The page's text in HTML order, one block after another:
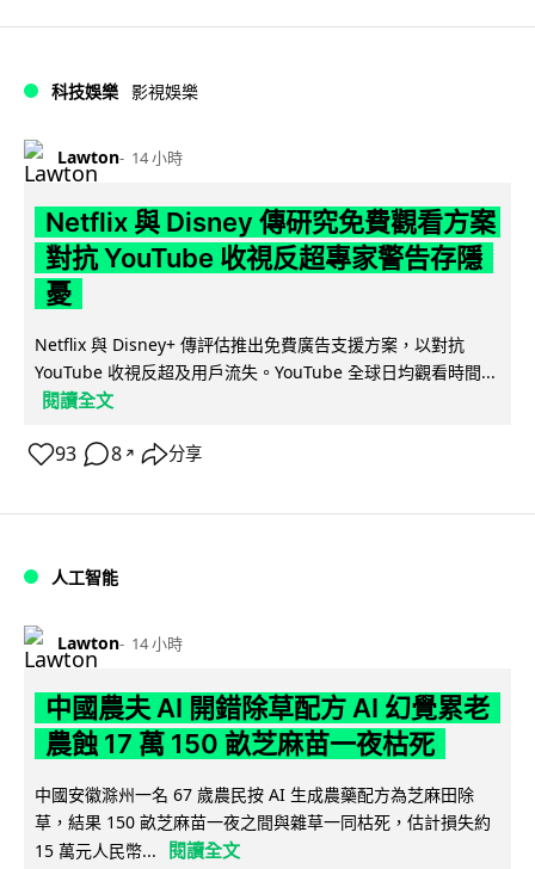
科技娛樂 影視娛樂
Lawton 14 小時
Netflix 與 Disney 傳研究免費觀看方案
對抗 YouTube 收視反超專家警告存隱
憂
Netflix 與 Disney+ 傳評估推出免費廣告支援方案，以對抗
YouTube 收視反超及用戶流失。YouTube 全球日均觀看時間...
閱讀全文
93 8 ↗ 分享
人工智能
Lawton 14 小時
中國農夫 AI 開錯除草配方 AI 幻覺累老
農蝕 17 萬 150 畝芝麻苗一夜枯死
中國安徽滁州一名 67 歲農民按 AI 生成農藥配方為芝麻田除
草，結果 150 畝芝麻苗一夜之間與雜草一同枯死，估計損失約
15 萬元人民幣...
閱讀全文